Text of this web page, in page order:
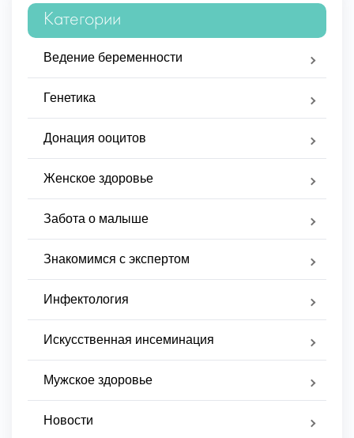
Категории
Ведение беременности
Генетика
Донация ооцитов
Женское здоровье
Забота о малыше
Знакомимся с экспертом
Инфектология
Искусственная инсеминация
Мужское здоровье
Новости